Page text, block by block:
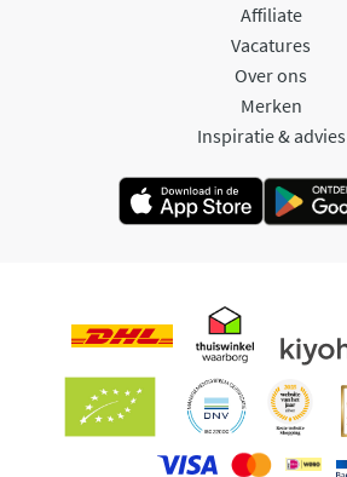
Affiliate
Vacatures
Over ons
Merken
Inspiratie & advies